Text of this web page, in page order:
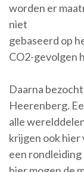
worden er
niet
gebaseerd op
CO2-gevolgen
Daarna
Heerenberg.
alle
krijgen ook hier
een rondleiding